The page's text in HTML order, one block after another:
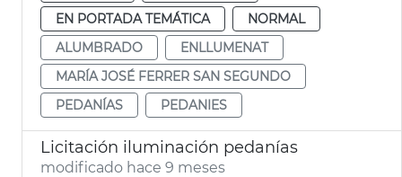
EN PORTADA TEMÁTICA
NORMAL
ALUMBRADO
ENLLUMENAT
MARÍA JOSÉ FERRER SAN SEGUNDO
PEDANÍAS
PEDANIES
Licitación iluminación pedanías
modificado hace 9 meses